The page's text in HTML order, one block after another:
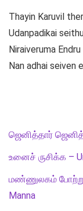
Thayin Karuvil
Udanpadikai
Niraiveruma
Nan adhai seiven
ஜெனித்தார்
உனைச் ருசிக்க –
மண்ணுலகம்
Manna